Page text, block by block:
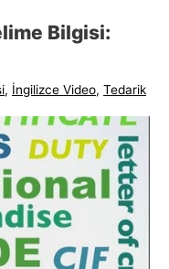
Bilgisi:
, İngilizce Video,Tedarik